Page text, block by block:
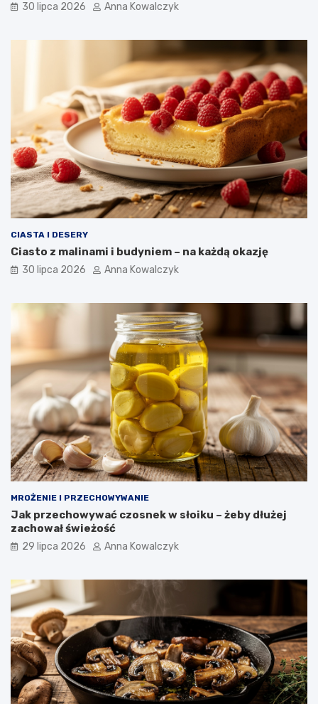
30 lipca 2026 Anna Kowalczyk
CIASTA I DESERY
Ciasto z malinami i budyniem – na każdą okazję
30 lipca 2026 Anna Kowalczyk
MROŻENIE I PRZECHOWYWANIE
Jak przechowywać czosnek w słoiku – żeby dłużej
zachował świeżość
29 lipca 2026 Anna Kowalczyk